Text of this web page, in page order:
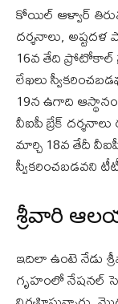
కోయిల్ ఆళ్వార్
దర్శనాలు,
16వ తేది ప్రోటోకాల్
లేఖలు
19న ఉగాది
వీఐపీ బ్రేక్ దర్శనాలు
మార్చి 18వ తేదీ వీఐపీ
స్వీకరించబడవని
శ్రీవారి
ఇదిలా ఉంటె నేడు
గృహంలో నేషనల్